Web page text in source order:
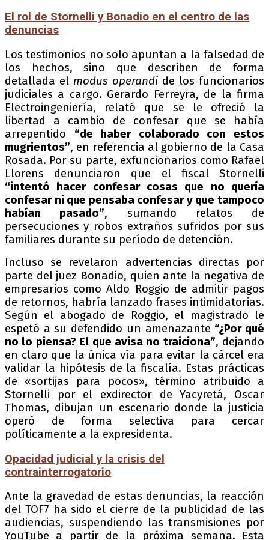
El rol de Stornelli y Bonadio en el centro de las
denuncias
Los testimonios no solo apuntan a la falsedad de
los hechos, sino que describen de forma
detallada el modus operandi de los funcionarios
judiciales a cargo. Gerardo Ferreyra, de la firma
Electroingeniería, relató que se le ofreció la
libertad a cambio de confesar que se había
arrepentido “de haber colaborado con estos
mugrientos”, en referencia al gobierno de la Casa
Rosada. Por su parte, exfuncionarios como Rafael
Llorens denunciaron que el fiscal Stornelli
“intentó hacer confesar cosas que no quería
confesar ni que pensaba confesar y que tampoco
habían pasado”, sumando relatos de
persecuciones y robos extraños sufridos por sus
familiares durante su período de detención.
Incluso se revelaron advertencias directas por
parte del juez Bonadio, quien ante la negativa de
empresarios como Aldo Roggio de admitir pagos
de retornos, habría lanzado frases intimidatorias.
Según el abogado de Roggio, el magistrado le
espetó a su defendido un amenazante “¿Por qué
no lo piensa? El que avisa no traiciona”, dejando
en claro que la única vía para evitar la cárcel era
validar la hipótesis de la fiscalía. Estas prácticas
de «sortijas para pocos», término atribuido a
Stornelli por el exdirector de Yacyretá, Oscar
Thomas, dibujan un escenario donde la justicia
operó de forma selectiva para cercar
políticamente a la expresidenta.
Opacidad judicial y la crisis del
contrainterrogatorio
Ante la gravedad de estas denuncias, la reacción
del TOF7 ha sido el cierre de la publicidad de las
audiencias, suspendiendo las transmisiones por
YouTube a partir de la próxima semana. Esta